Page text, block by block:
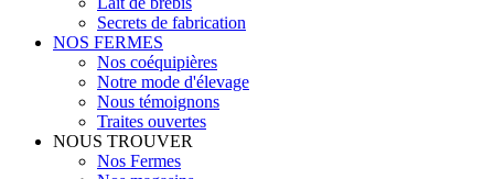
Secrets de fabrication
NOS FERMES
Nos coéquipières
Notre mode d'élevage
Nous témoignons
Traites ouvertes
NOUS TROUVER
Nos Fermes